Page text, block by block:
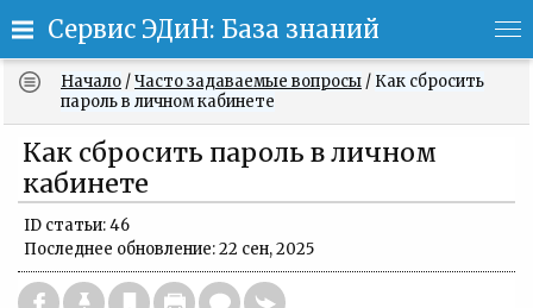
Сервис ЭДиН: База знаний
Начало /Часто задаваемые вопросы / Как сбросить
пароль в личном кабинете
Как сбросить пароль в личном
кабинете
ID статьи: 46
Последнее обновление: 22 сен, 2025